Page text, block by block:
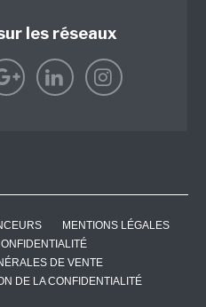
les réseaux
MENTIONS LÉGALES
DE VENTE
DE LA CONFIDENTIALITÉ